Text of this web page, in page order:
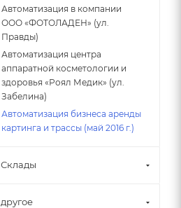
Автоматизация в компании
ООО «ФОТОЛАДЕН» (ул.
Правды)
Автоматизация центра
аппаратной косметологии и
здоровья «Роял Медик» (ул.
Забелина)
Автоматизация бизнеса аренды
картинга и трассы (май 2016 г.)
Склады
другое